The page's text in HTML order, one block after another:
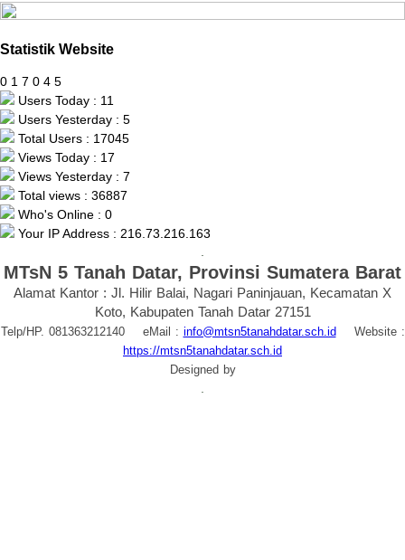
Statistik Website
0 1 7 0 4 5
Users Today : 11
Users Yesterday : 5
Total Users : 17045
Views Today : 17
Views Yesterday : 7
Total views : 36887
Who's Online : 0
Your IP Address : 216.73.216.163
MTsN 5 Tanah Datar, Provinsi Sumatera Barat
Alamat Kantor : Jl. Hilir Balai, Nagari Paninjauan, Kecamatan X
Koto, Kabupaten Tanah Datar 27151
Telp/HP. 081363212140 eMail : info@mtsn5tanahdatar.sch.id
Website :
https://mtsn5tanahdatar.sch.id
Designed by